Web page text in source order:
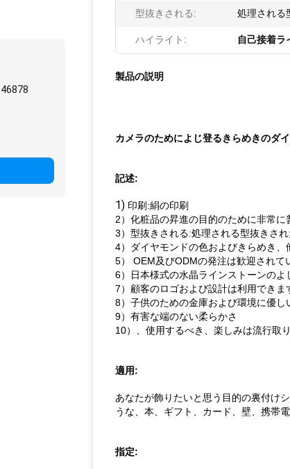
型抜きされる: 処理される
ハイライト: 自己接着ラ
製品の説明
カメラのためによじ登るきらめきのダ
記述:
1) 印刷:絹の印刷
2）化粧品の昇進の目的のために非常に
3）型抜きされる:処理される型抜きさ
4）ダイヤモンドの色およびきらめき
5） OEM及びODMの発注は歓迎されて
6）日本様式の水晶ラインストーンの
7）顧客のロゴおよび設計は利用できま
8）子供のための金庫および環境に優し
9）有害な端のない柔らかさ
10）、使用するべき、楽しみは流行取
適用:
あなたが飾りたいと思う目的の裏付け
うな、本、ギフト、カード、壁、携帯
指定: